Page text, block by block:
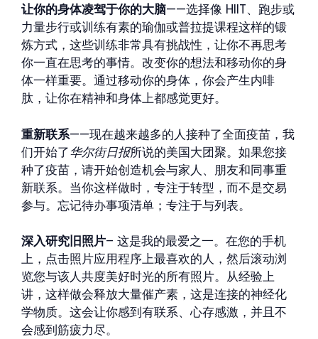
让你的身体凌驾于你的大脑——选择像 HIIT、跑步或
力量步行或训练有素的瑜伽或普拉提课程这样的锻
炼方式，这些训练非常具有挑战性，让你不再思考
你一直在思考的事情。改变你的想法和移动你的身
体一样重要。通过移动你的身体，你会产生内啡
肽，让你在精神和身体上都感觉更好。
重新联系——现在越来越多的人接种了全面疫苗，我
们开始了华尔街日报所说的美国大团聚。如果您接
种了疫苗，请开始创造机会与家人、朋友和同事重
新联系。当你这样做时，专注于转型，而不是交易
参与。忘记待办事项清单；专注于与列表。
深入研究旧照片– 这是我的最爱之一。在您的手机
上，点击照片应用程序上最喜欢的人，然后滚动浏
览您与该人共度美好时光的所有照片。从经验上
讲，这样做会释放大量催产素，这是连接的神经化
学物质。这会让你感到有联系、心存感激，并且不
会感到筋疲力尽。